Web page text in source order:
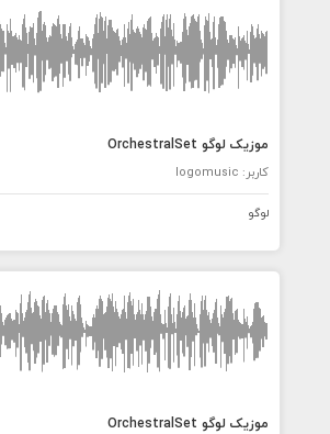
Empty src attribute
موزیک لوگو OrchestralSet
کاربر: logomusic
لوگو
Empty src attribute
موزیک لوگو OrchestralSet